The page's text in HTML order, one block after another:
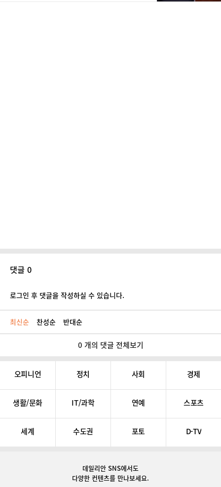
댓글 0
로그인 후 댓글을 작성하실 수 있습니다.
최신순 찬성순 반대순
0 개의 댓글 전체보기
오피니언 정치 사회 경제
생활/문화 IT/과학 연예 스포츠
세계 수도권 포토 D-TV
데일리안 SNS에서도
다양한 컨텐츠를 만나보세요.